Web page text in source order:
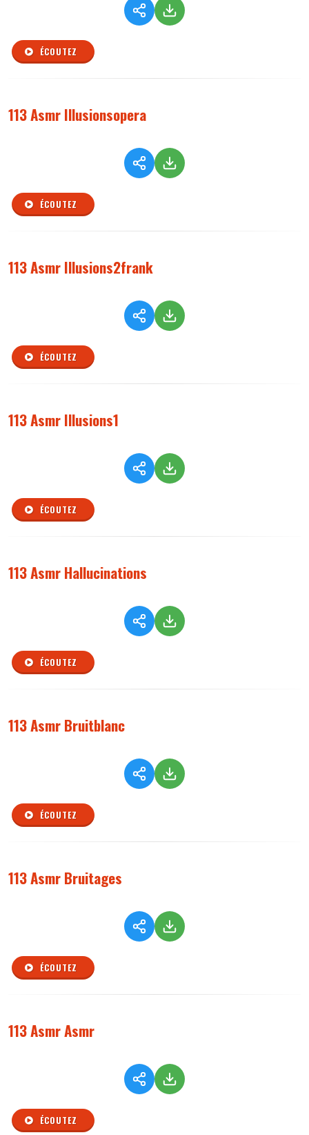
ÉCOUTEZ
113 Asmr Illusionsopera
ÉCOUTEZ
113 Asmr Illusions2frank
ÉCOUTEZ
113 Asmr Illusions1
ÉCOUTEZ
113 Asmr Hallucinations
ÉCOUTEZ
113 Asmr Bruitblanc
ÉCOUTEZ
113 Asmr Bruitages
ÉCOUTEZ
113 Asmr Asmr
ÉCOUTEZ